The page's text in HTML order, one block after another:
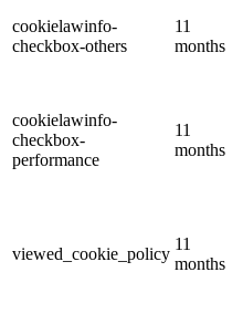
cookielawinfo-
checkbox-others
11
months
cookielawinfo-
checkbox-
performance
11
months
viewed_cookie_policy
11
months